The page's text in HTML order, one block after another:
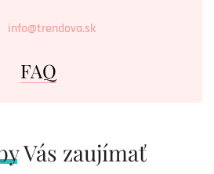
info@trendova.sk
FAQ
Vás zaujímať